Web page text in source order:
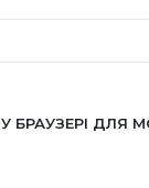
БРАУЗЕРІ ДЛЯ